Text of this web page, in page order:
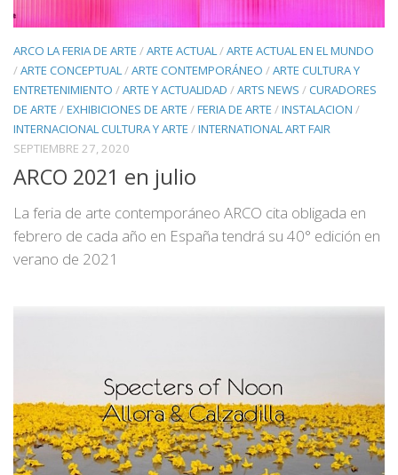
ARCO LA FERIA DE ARTE /ARTE ACTUAL/ARTE ACTUAL EN EL MUNDO
/ARTE CONCEPTUAL/ARTE CONTEMPORÁNEO /ARTE CULTURA Y
ENTRETENIMIENTO /ARTE Y ACTUALIDAD /ARTS NEWS /CURADORES
DE ARTE /EXHIBICIONES DE ARTE /FERIA DE ARTE /INSTALACION /
INTERNACIONAL CULTURA Y ARTE /INTERNATIONAL ART FAIR
SEPTIEMBRE 27, 2020
ARCO 2021 en julio
La feria de arte contemporáneo ARCO cita obligada en
febrero de cada año en España tendrá su 40° edición en
verano de 2021